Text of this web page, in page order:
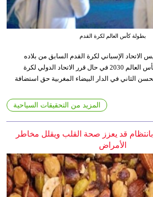
بطولة كأس العالم لكرة القدم
الإسباني لكرة القدم السابق من بلاده
الانسحاب من استضافة كأس العالم 2030 في حال قرر الاتحاد الدولي لكرة
الثاني في الدار البيضاء المغربية حق استضافة
المزيد من التحقيقات السياحية
قد يعزز صحة القلب ويقلل مخاطر
الأمراض